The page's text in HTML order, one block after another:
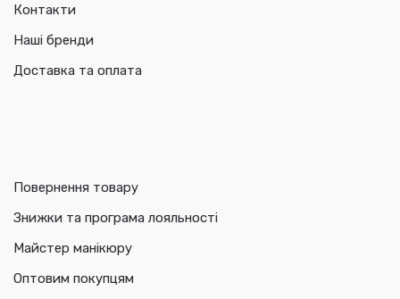
Контакти
Наші бренди
Доставка та оплата
Повернення товару
Знижки та програма лояльності
Майстер манікюру
Оптовим покупцям